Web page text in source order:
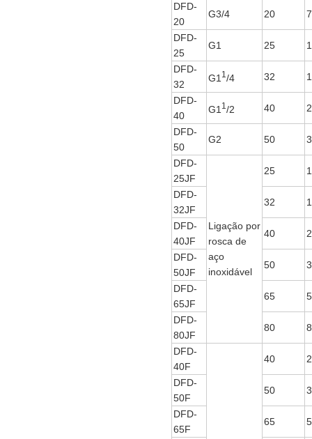
DFD-
20
G3/4 20 7
DFD-
25
G1 25
DFD-
32
G1 1 /4 32
DFD-
40
G1 1 /2 40
DFD-
50
G2 50
DFD-
25JF
Ligação por
rosca de
aço
inoxidável
25
DFD-
32JF
32
DFD-
40JF
40
DFD-
50JF
50
DFD-
65JF
65
DFD-
80JF
80
DFD-
40F
40
DFD-
50F
50
DFD-
65F
65